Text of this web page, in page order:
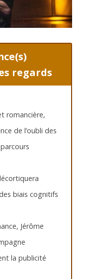
regards
romancière,
de l’oubli des
biais cognitifs
Jérôme
la publicité